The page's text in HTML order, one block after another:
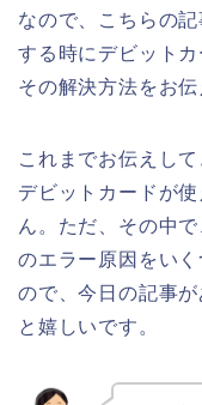
なので、こちらの
する時にデビット
その解決方法をお
これまでお伝えし
デビットカードが
ん。ただ、その中
のエラー原因をい
ので、今日の記事
と嬉しいです。